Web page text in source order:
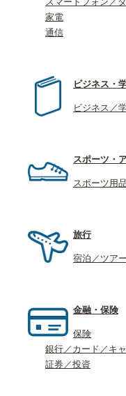
家電
通信
ビジネス・
ビジネス／
スポーツ・
スポーツ用品
旅行
宿泊／ツアー
金融・保険
保険
銀行／カード／キ
証券／投資